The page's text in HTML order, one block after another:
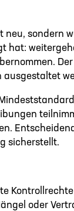
sondern
hat:
sicherstellt.
oder